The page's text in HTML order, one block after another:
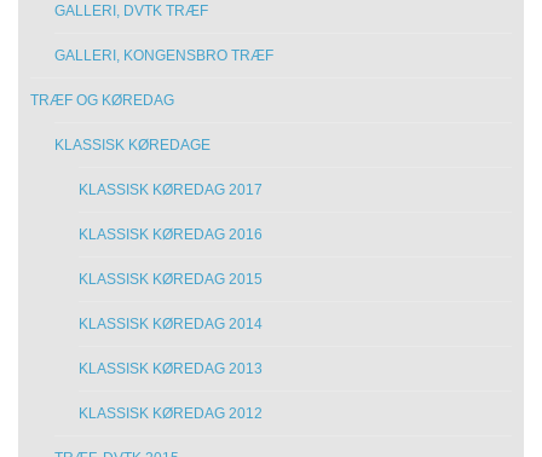
GALLERI, DVTK TRÆF
GALLERI, KONGENSBRO TRÆF
TRÆF OG KØREDAG
KLASSISK KØREDAGE
KLASSISK KØREDAG 2017
KLASSISK KØREDAG 2016
KLASSISK KØREDAG 2015
KLASSISK KØREDAG 2014
KLASSISK KØREDAG 2013
KLASSISK KØREDAG 2012